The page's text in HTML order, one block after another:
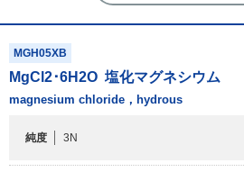
MgCl2･6H2O 塩化マグネシウム
magnesium chloride，hydrous
純度